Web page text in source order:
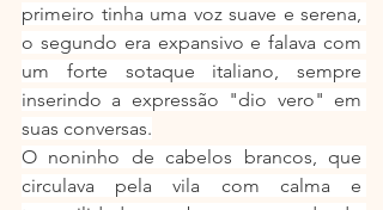
primeiro tinha uma voz suave e serena,
o segundo era expansivo e falava com
um forte sotaque italiano, sempre
inserindo a expressão "dio vero" em
suas conversas.
O noninho de cabelos brancos, que
circulava pela vila com calma e